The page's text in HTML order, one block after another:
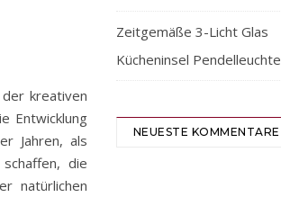
kreativen
Entwicklung
Jahren, als
die
natürlichen
Zeitgemäße 3-Licht Glas
Kücheninsel Pendelleuchte
NEUESTE KOMMENTARE